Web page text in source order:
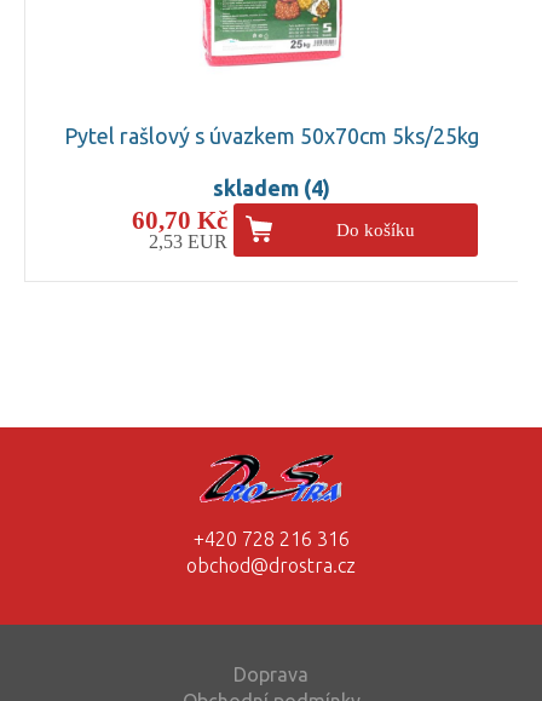
Pytel rašlový s úvazkem 50x70cm 5ks/25kg
skladem (4)
60,70 Kč
2,53 EUR
Do košíku
+420 728 216 316
obchod@drostra.cz
Doprava